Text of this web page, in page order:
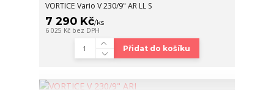
VORTICE Vario V 230/9" AR LL S
7 290 Kč/ks
6 025 Kč bez DPH
Přidat do košíku